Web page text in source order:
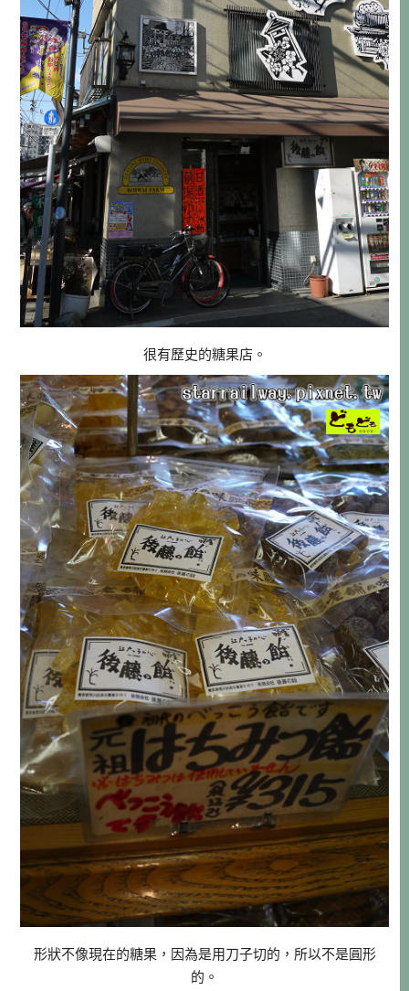
很有歷史的糖果店。
形狀不像現在的糖果，因為是用刀子切的，所以不是圓形
的。